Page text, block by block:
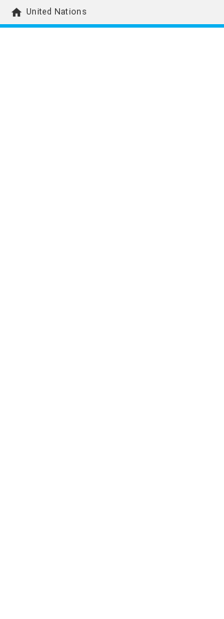
home United Nations